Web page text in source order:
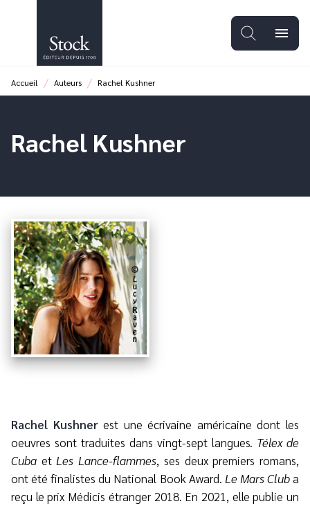
PIED DE PAGE
menu
Accueil / Auteurs / Rachel Kushner
Rachel Kushner
Rachel Kushnerest une écrivaine américaine dont les
oeuvres sont traduites dans vingt-sept langues. Télex de
Cuba et Les Lance-flammes, ses deux premiers romans,
ont été finalistes du National Book Award. Le Mars Cluba
reçu le prix Médicis étranger 2018. En 2021, elle publie un